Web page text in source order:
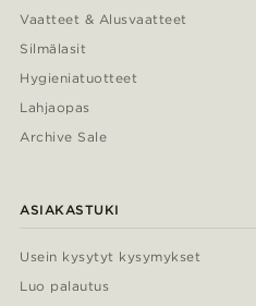
Vaatteet & Alusvaatteet
Silmälasit
Hygieniatuotteet
Lahjaopas
Archive Sale
ASIAKASTUKI
Usein kysytyt kysymykset
Luo palautus